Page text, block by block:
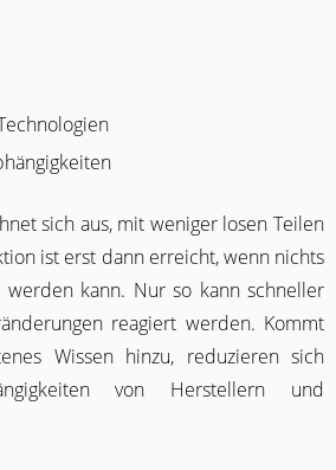
sich aus, mit weniger losen Teilen
ist erst dann erreicht, wenn nichts
werden kann. Nur so kann schneller
reagiert werden. Kommt
Wissen hinzu, reduzieren sich
von Herstellern und